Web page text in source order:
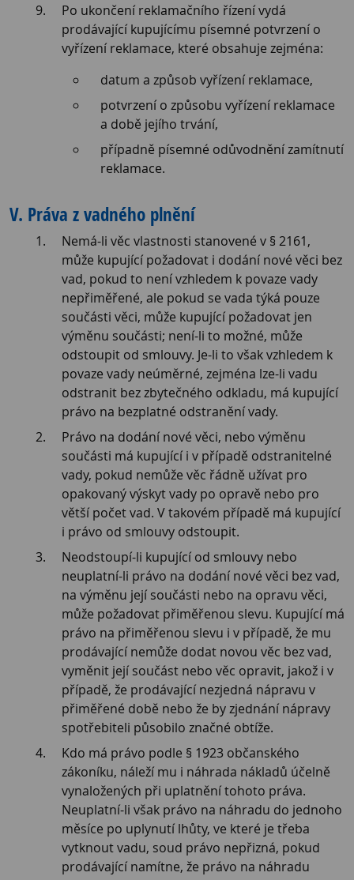
Po ukončení reklamačního řízení vydá
prodávající kupujícímu písemné potvrzení o
vyřízení reklamace, které obsahuje zejména:
datum a způsob vyřízení reklamace,
potvrzení o způsobu vyřízení reklamace
a době jejího trvání,
případně písemné odůvodnění zamítnutí
reklamace.
V. Práva z vadného plnění
Nemá-li věc vlastnosti stanovené v § 2161,
může kupující požadovat i dodání nové věci bez
vad, pokud to není vzhledem k povaze vady
nepřiměřené, ale pokud se vada týká pouze
součásti věci, může kupující požadovat jen
výměnu součásti; není-li to možné, může
odstoupit od smlouvy. Je-li to však vzhledem k
povaze vady neúměrné, zejména lze-li vadu
odstranit bez zbytečného odkladu, má kupující
právo na bezplatné odstranění vady.
Právo na dodání nové věci, nebo výměnu
součásti má kupující i v případě odstranitelné
vady, pokud nemůže věc řádně užívat pro
opakovaný výskyt vady po opravě nebo pro
větší počet vad. V takovém případě má kupující
i právo od smlouvy odstoupit.
Neodstoupí-li kupující od smlouvy nebo
neuplatní-li právo na dodání nové věci bez vad,
na výměnu její součásti nebo na opravu věci,
může požadovat přiměřenou slevu. Kupující má
právo na přiměřenou slevu i v případě, že mu
prodávající nemůže dodat novou věc bez vad,
vyměnit její součást nebo věc opravit, jakož i v
případě, že prodávající nezjedná nápravu v
přiměřené době nebo že by zjednání nápravy
spotřebiteli působilo značné obtíže.
Kdo má právo podle § 1923 občanského
zákoníku, náleží mu i náhrada nákladů účelně
vynaložených při uplatnění tohoto práva.
Neuplatní-li však právo na náhradu do jednoho
měsíce po uplynutí lhůty, ve které je třeba
vytknout vadu, soud právo nepřizná, pokud
prodávající namítne, že právo na náhradu